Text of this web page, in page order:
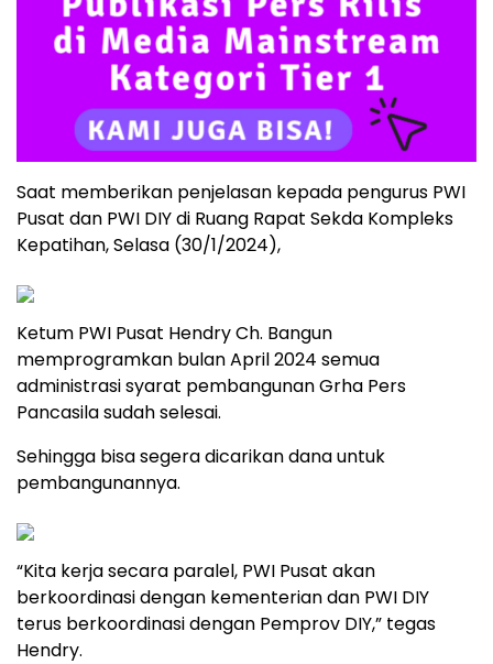
Saat memberikan penjelasan kepada pengurus PWI
Pusat dan PWI DIY di Ruang Rapat Sekda Kompleks
Kepatihan, Selasa (30/1/2024),
Ketum PWI Pusat Hendry Ch. Bangun
memprogramkan bulan April 2024 semua
administrasi syarat pembangunan Grha Pers
Pancasila sudah selesai.
Sehingga bisa segera dicarikan dana untuk
pembangunannya.
“Kita kerja secara paralel, PWI Pusat akan
berkoordinasi dengan kementerian dan PWI DIY
terus berkoordinasi dengan Pemprov DIY,” tegas
Hendry.